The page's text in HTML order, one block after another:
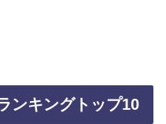
ンキングトップ10